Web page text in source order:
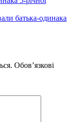
батька-одинака
Обов’язкові